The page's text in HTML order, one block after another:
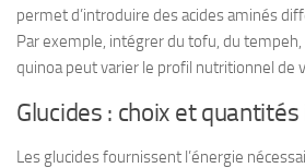
permet d’introduire des acides aminés
Par exemple, intégrer du tofu, du
quinoa peut varier le profil nutritionnel de
Glucides : choix et
Les glucides fournissent l’énergie